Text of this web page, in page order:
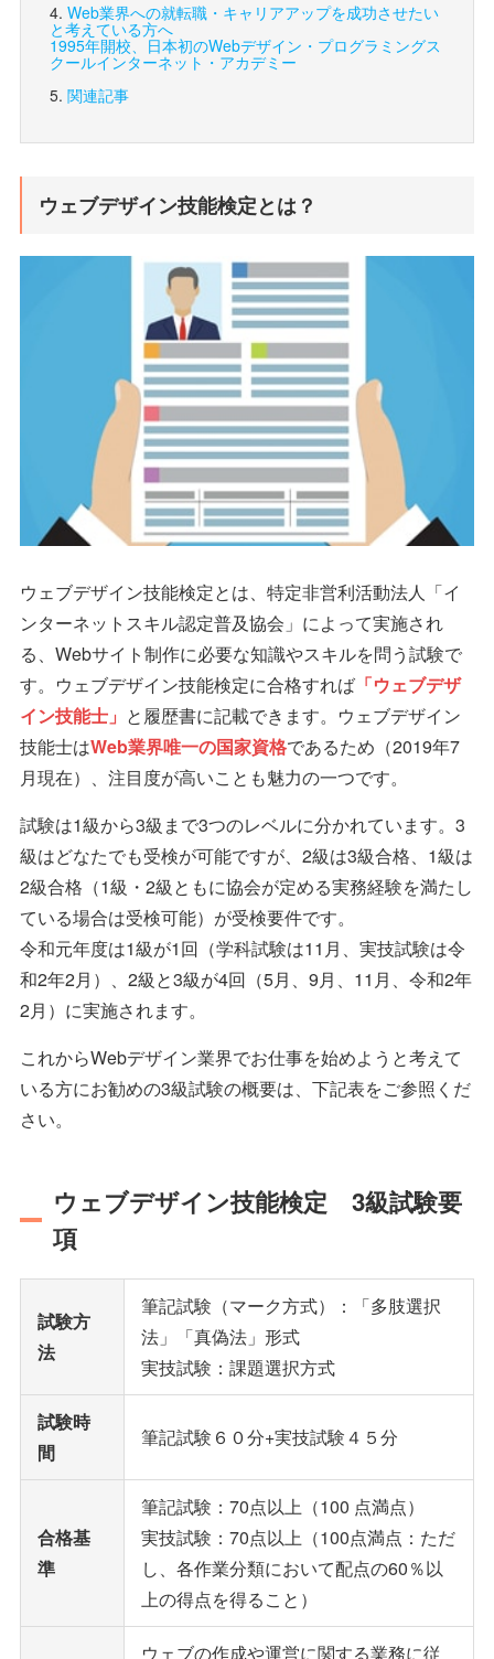
Web業界への就転職・キャリアアップを成功させたい
と考えている方へ
1995年開校、日本初のWebデザイン・プログラミングス
クールインターネット・アカデミー
関連記事
ウェブデザイン技能検定とは？
ウェブデザイン技能検定とは、特定非営利活動法人「イ
ンターネットスキル認定普及協会」によって実施され
る、Webサイト制作に必要な知識やスキルを問う試験で
す。ウェブデザイン技能検定に合格すれば「ウェブデザ
イン技能士」 と履歴書に記載できます。ウェブデザイン
技能士はWeb業界唯一の国家資格であるため（2019年7
月現在）、注目度が高いことも魅力の一つです。
試験は1級から3級まで3つのレベルに分かれています。3
級はどなたでも受検が可能ですが、2級は3級合格、1級は
2級合格（1級・2級ともに協会が定める実務経験を満たし
ている場合は受検可能）が受検要件です。
令和元年度は1級が1回（学科試験は11月、実技試験は令
和2年2月）、2級と3級が4回（5月、9月、11月、令和2年
2月）に実施されます。
これからWebデザイン業界でお仕事を始めようと考えて
いる方にお勧めの3級試験の概要は、下記表をご参照くだ
さい。
ウェブデザイン技能検定 3級試験要
項
試験方
法
筆記試験（マーク方式）：「多肢選択
法」「真偽法」形式
実技試験：課題選択方式
試験時
間
筆記試験６０分+実技試験４５分
合格基
準
筆記試験：70点以上（100 点満点）
実技試験：70点以上（100点満点：ただ
し、各作業分類において配点の60％以
上の得点を得ること）
ウェブの作成や運営に関する業務に従